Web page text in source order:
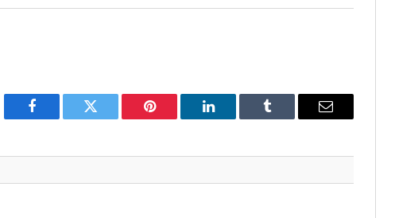
Facebook Twitter Pinterest LinkedIn Tumblr
E-